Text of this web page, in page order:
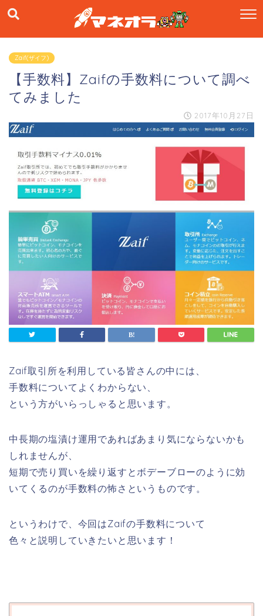
Zaif(ザイフ)
【手数料】Zaifの手数料について調べ
てみました
2017年10月27日
Zaif取引所を利用している皆さんの中には、
手数料についてよくわからない、
という方がいらっしゃると思います。
中長期の塩漬け運用であればあまり気にならないかも
しれませんが、
短期で売り買いを繰り返すとボデーブローのように効
いてくるのが手数料の怖さというものです。
というわけで、今回はZaifの手数料について
色々と説明していきたいと思います！